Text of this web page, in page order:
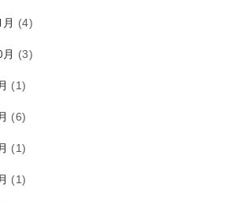
(4)
(3)
(1)
(6)
(1)
(1)